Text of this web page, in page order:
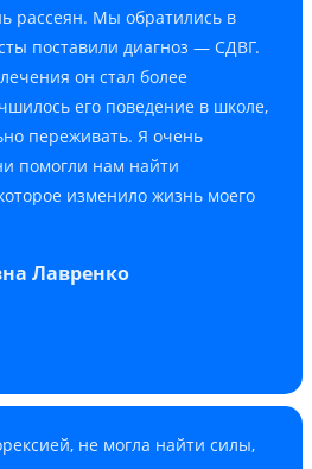
рассеян. Мы обратились в
поставили диагноз — СДВГ.
он стал более
его поведение в школе,
переживать. Я очень
помогли нам найти
изменило жизнь моего
Лавренко
не могла найти силы,